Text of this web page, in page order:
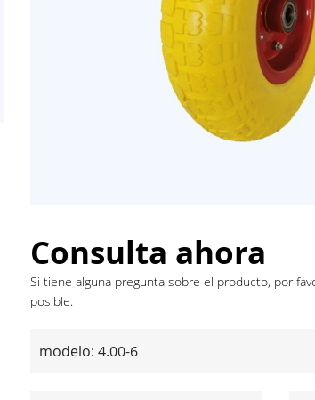
Consulta ahora
Si tiene alguna pregunta sobre el producto, por
posible.